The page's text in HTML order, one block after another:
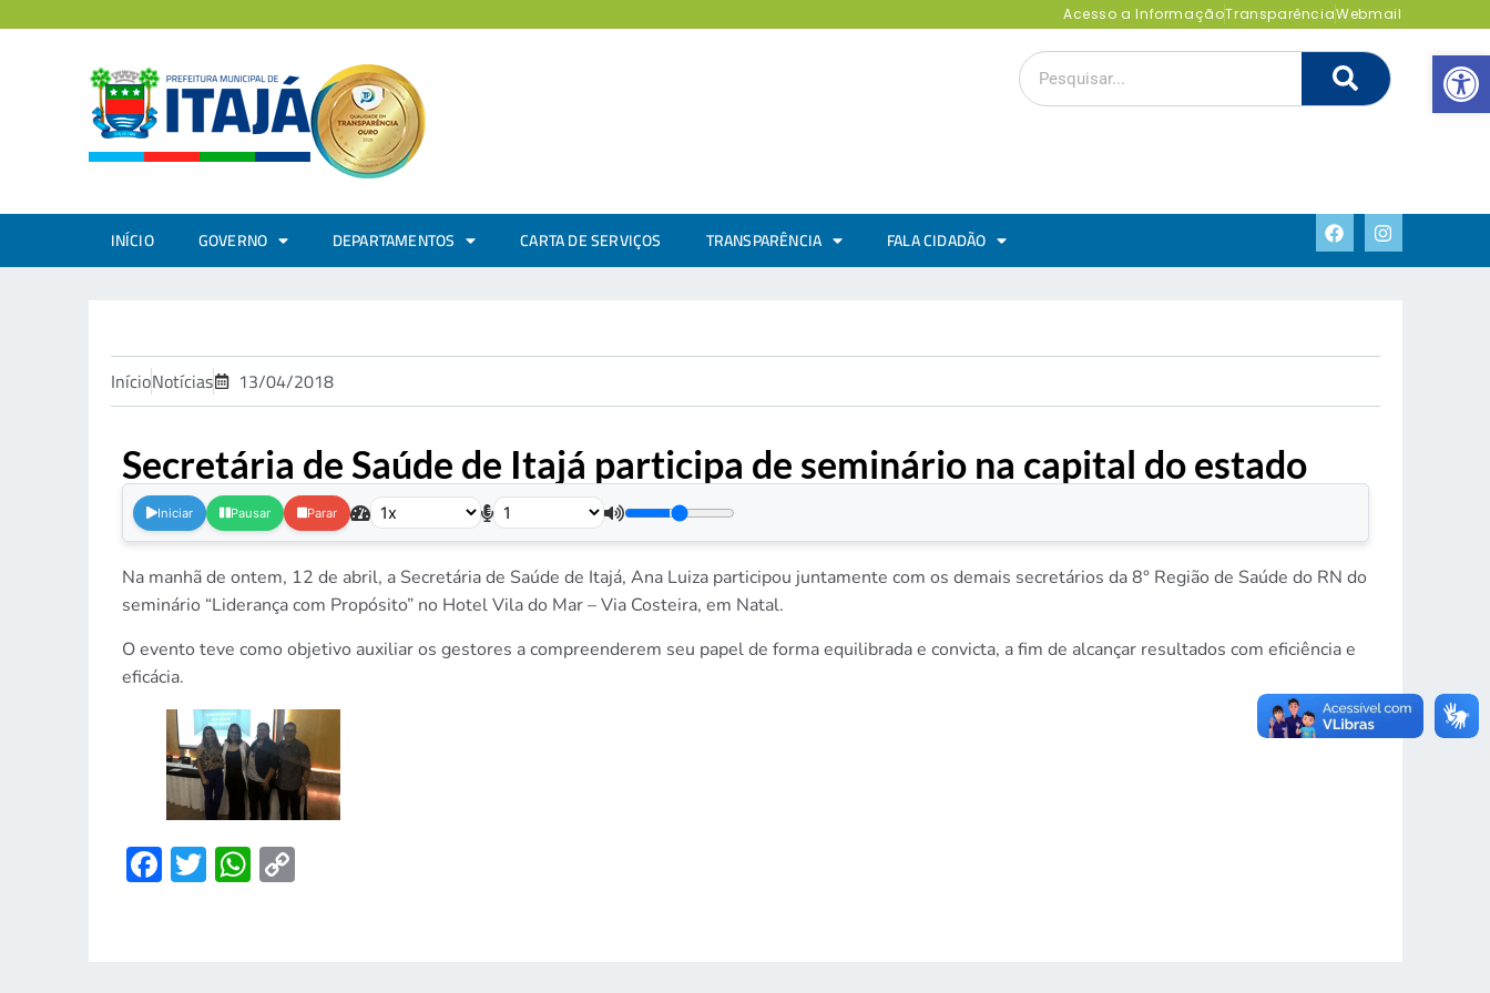
Abrir
Acesso a InformaçãoTransparênciaWebmail
INÍCIO GOVERNO DEPARTAMENTOS CARTA DE SERVIÇOS TRANSPARÊNCIA FALA CIDADÃO
InícioNotícias 13/04/2018
Secretária de Saúde de Itajá participa de seminário na capital do estado.
Iniciar Pausar Parar
Na manhã de ontem, 12 de abril, a Secretária de Saúde de Itajá, Ana Luiza participou juntamente com os demais secretários da 8° Região de Saúde do RN do
seminário “Liderança com Propósito” no Hotel Vila do Mar – Via Costeira, em Natal.
O evento teve como objetivo auxiliar os gestores a compreenderem seu papel de forma equilibrada e convicta, a fim de alcançar resultados com eficiência e
eficácia.
Facebook
TwitterWhatsApp
Copy